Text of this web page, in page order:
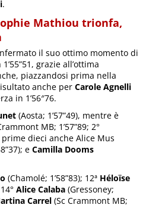
.
Mathiou trionfa,
il suo ottimo momento di
grazie all’ottima
piazzandosi prima nella
anche perCarole Agnelli
in 1’56″76.
(Aosta; 1’57”49), mentre è
MB; 1’57”89; 2°
dieci anche Alice Mus
eCamilla Dooms
(Chamolé; 1’58”83); 12ª Héloïse
14°Alice Calaba (Gressoney;
Carrel (Sc Crammont MB;